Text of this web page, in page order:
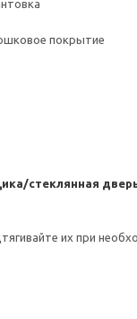
покрытие
стеклянная
их при